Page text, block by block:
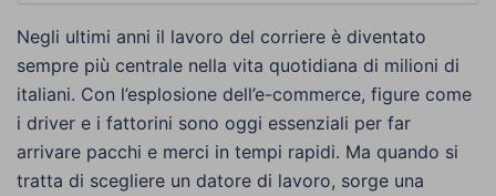
Negli ultimi anni il lavoro del corriere è diventato
sempre più centrale nella vita quotidiana di milioni di
italiani. Con l’esplosione dell’e-commerce, figure come
i driver e i fattorini sono oggi essenziali per far
arrivare pacchi e merci in tempi rapidi. Ma quando si
tratta di scegliere un datore di lavoro, sorge una